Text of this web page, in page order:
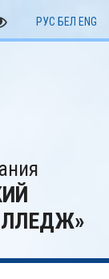
РУС БЕЛ ENG